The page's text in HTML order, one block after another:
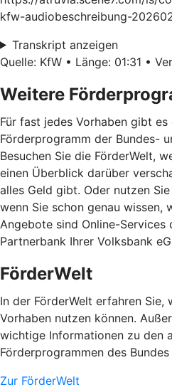
kfw-audiobeschreibung-
Transkript anzeigen
Quelle: KfW • Länge: 01:31 •
Weitere
Für fast jedes Vorhaben gibt es
Förderprogramm der Bundes-
Besuchen Sie die FörderWelt,
einen Überblick darüber
alles Geld gibt. Oder nutzen
wenn Sie schon genau wissen,
Angebote sind Online-Services
Partnerbank Ihrer Volksbank
FörderWelt
In der FörderWelt erfahren
Vorhaben nutzen können.
wichtige Informationen zu den
Förderprogrammen des
Zur FörderWelt